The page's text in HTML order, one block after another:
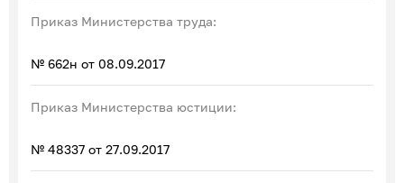
Приказ Министерства труда:
№ 662н от 08.09.2017
Приказ Министерства юстиции:
№ 48337 от 27.09.2017